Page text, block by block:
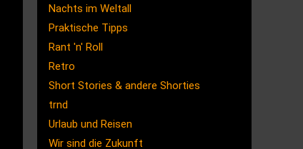
Nachts im Weltall
Praktische Tipps
Rant 'n' Roll
Retro
Short Stories & andere Shorties
trnd
Urlaub und Reisen
Wir sind die Zukunft